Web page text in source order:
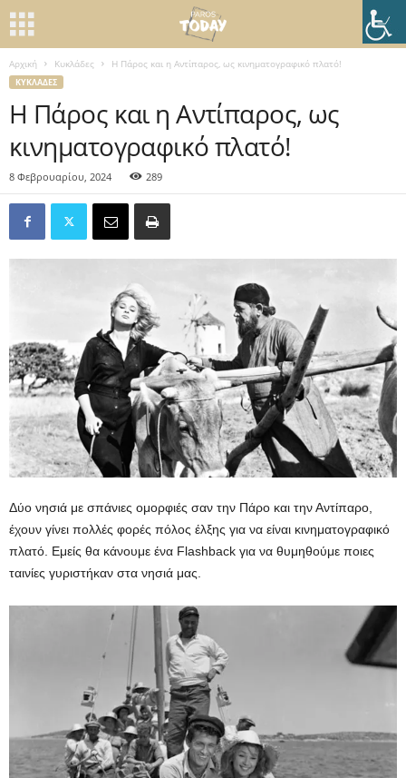
Αρχική Κυκλάδες Η Πάρος και η Αντίπαρος, ως κινηματογραφικό πλατό!
ΚΥΚΛΆΔΕΣ
Η Πάρος και η Αντίπαρος, ως
κινηματογραφικό πλατό!
8 Φεβρουαρίου, 2024 289
Δύο νησιά με σπάνιες ομορφιές σαν την Πάρο και την Αντίπαρο,
έχουν γίνει πολλές φορές πόλος έλξης για να είναι κινηματογραφικό
πλατό. Εμείς θα κάνουμε ένα Flashback για να θυμηθούμε ποιες
ταινίες γυριστήκαν στα νησιά μας.